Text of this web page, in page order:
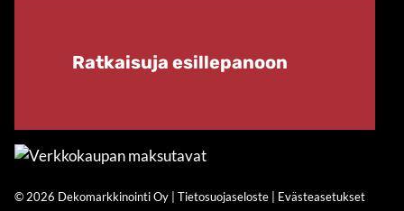
Ratkaisuja esillepanoon
© 2026 Dekomarkkinointi Oy | Tietosuojaseloste Evästeasetukset